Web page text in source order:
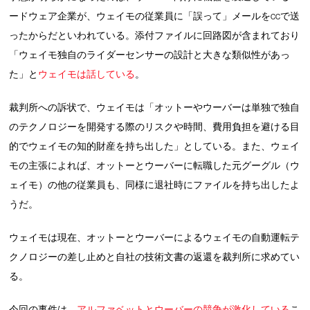
ードウェア企業が、ウェイモの従業員に「誤って」メールをccで送
ったからだといわれている。添付ファイルに回路図が含まれており
「ウェイモ独自のライダーセンサーの設計と大きな類似性があっ
た」と ウェイモは話している。
裁判所への訴状で、ウェイモは「オットーやウーバーは単独で独自
のテクノロジーを開発する際のリスクや時間、費用負担を避ける目
的でウェイモの知的財産を持ち出した」としている。また、ウェイ
モの主張によれば、オットーとウーバーに転職した元グーグル（ウ
ェイモ）の他の従業員も、同様に退社時にファイルを持ち出したよ
うだ。
ウェイモは現在、オットーとウーバーによるウェイモの自動運転テ
クノロジーの差し止めと自社の技術文書の返還を裁判所に求めてい
る。